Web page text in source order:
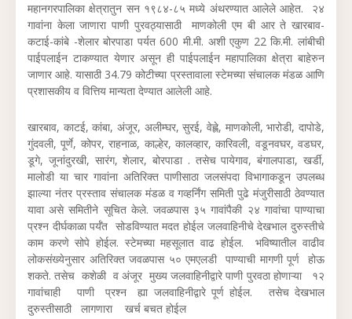
महानगरपालिका क्षेत्रातुन सन १९८४-८५ मध्ये अंथरण्यात आलेले आहेत. २४
गावांना केला जाणारा पाणी पुरवठ्यासाठी माणकोली एम बी आर ते खारबाव-
कटाई-कांबे -शेलार बोरपाडा पर्यत 600 मी.मी. अशी एकुण 22 कि.मी. लांबीची
पाईपलाईन टाकण्यात येणार असून ही पाईपलाईन महापालिका क्षेत्रा बाहेरुन
जाणार आहे. यासाठी 34.79 कोटीच्या प्रस्तावाला स्टेमच्या संचालक मंडळ आणि
प्रशासकीय व वित्तिय मान्यता देण्यात आलेली आहे.
खारबाव, काटई, कांबा, अंजूर, अलीम्घर, सुरई, वेह्ले, माणकोली, भारोडी, दापोडे,
गुंदवली, पूर्णे, कोपर, राहनाळ, काल्हेर, कालव्हार, कारिवली, वडूनवघर, वडघर,
डूगे, जूनांदुरखी, सारंग, शेलार, बोरपाडा . तसेच पायेगाव, बंगालपाडा, खर्डी,
मालोडी या चार गावांना अतिरिक्त पाणीसाठा जलसंपदा विभागाकडून उपलब्ध
झाल्या नंतर प्रस्ताव संचालक मंडळ व गव्हर्निंग समिती पुढे मंजुरीसाठी ठेवण्यात
यावा असे समितीने सूचित केले. जवळपास ३५ गावांपैकी २४ गावांचा पाण्याचा
प्रश्न दीर्घकाळा पर्यँत सोडविण्यात मदत होईल जलवाहिनीचे देखभाल दुरुस्तीचे
काम करणे सोपे होईल. स्टेमच्या महसूलात वाढ होईल. भविष्यातील वाढीव
लोकसंख्येनुसार अतिरिक्त जवळपास ५० एमएलडी पाण्याची मागणी पूर्ण होऊ
शकते. तसेच कशेळी व अंजूर मुख्य जलवाहिनीद्वारे पाणी पुरवठा होणाऱ्या १२
गावांचाही पाणी प्रश्न ह्या जलवाहिनीद्वारे पूर्ण होईल. तसेच देखभाल
दुरुस्तीसाठी लागणारा खर्च बचत होईल